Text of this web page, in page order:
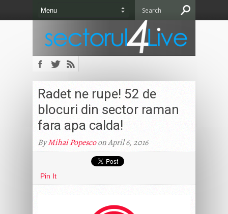
Radet ne rupe! 52 de
blocuri din sector raman
fara apa calda!
ByMihai Popescoon April 6, 2016
Pin It